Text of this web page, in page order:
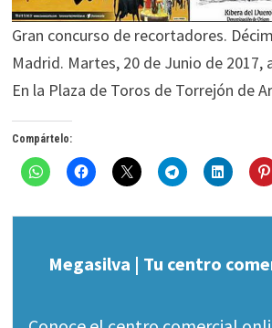
Gran concurso de recortadores.
Madrid. Martes, 20 de Junio de 2017,
En la Plaza de Toros de Torrejón de
Compártelo:
Megasilva | Tu centro